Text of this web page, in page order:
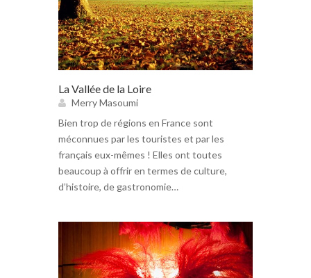
La Vallée de la Loire
Merry Masoumi
Bien trop de régions en France sont
méconnues par les touristes et par les
français eux-mêmes ! Elles ont toutes
beaucoup à offrir en termes de culture,
d’histoire, de gastronomie…